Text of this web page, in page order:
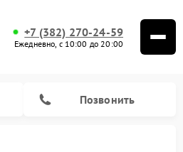
+7 (382) 270-24-59
Ежедневно, с 10:00 до 20:00
Позвонить